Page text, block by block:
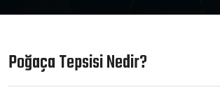
Poğaça Tepsisi Nedir?